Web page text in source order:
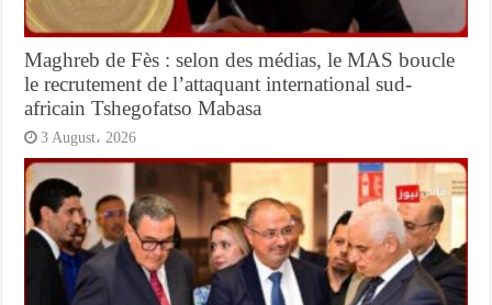
Maghreb de Fès : selon des médias, le MAS boucle
le recrutement de l’attaquant international sud-
africain Tshegofatso Mabasa
3 August، 2026